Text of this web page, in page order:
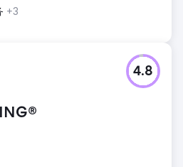
+3
4.8